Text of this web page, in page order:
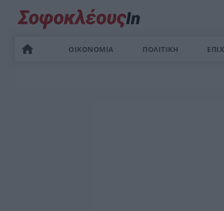
ΟΙΚΟΝΟΜΙΑ ΠΟΛΙΤΙΚΗ